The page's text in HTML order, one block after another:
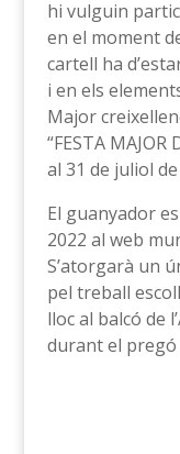
hi vulguin
en el moment
cartell ha
i en els
Major
“FESTA MAJOR
al 31 de juliol de
El guanyador
2022 al web
S’atorgarà un
pel treball
lloc al balcó de
durant el pregó